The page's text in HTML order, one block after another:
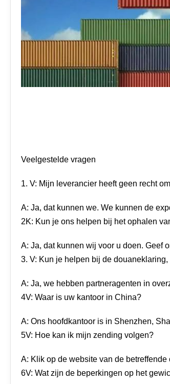
Veelgestelde vragen
1. V: Mijn leverancier heeft geen recht
A: Ja, dat kunnen we. We kunnen de
2K: Kun je ons helpen bij het ophalen
A: Ja, dat kunnen wij voor u doen. Geef
3. V: Kun je helpen bij de
A: Ja, we hebben partneragenten in
4V: Waar is uw kantoor in China?
A: Ons hoofdkantoor is in Shenzhen,
5V: Hoe kan ik mijn zending volgen?
A: Klik op de website van de
6V: Wat zijn de beperkingen op het